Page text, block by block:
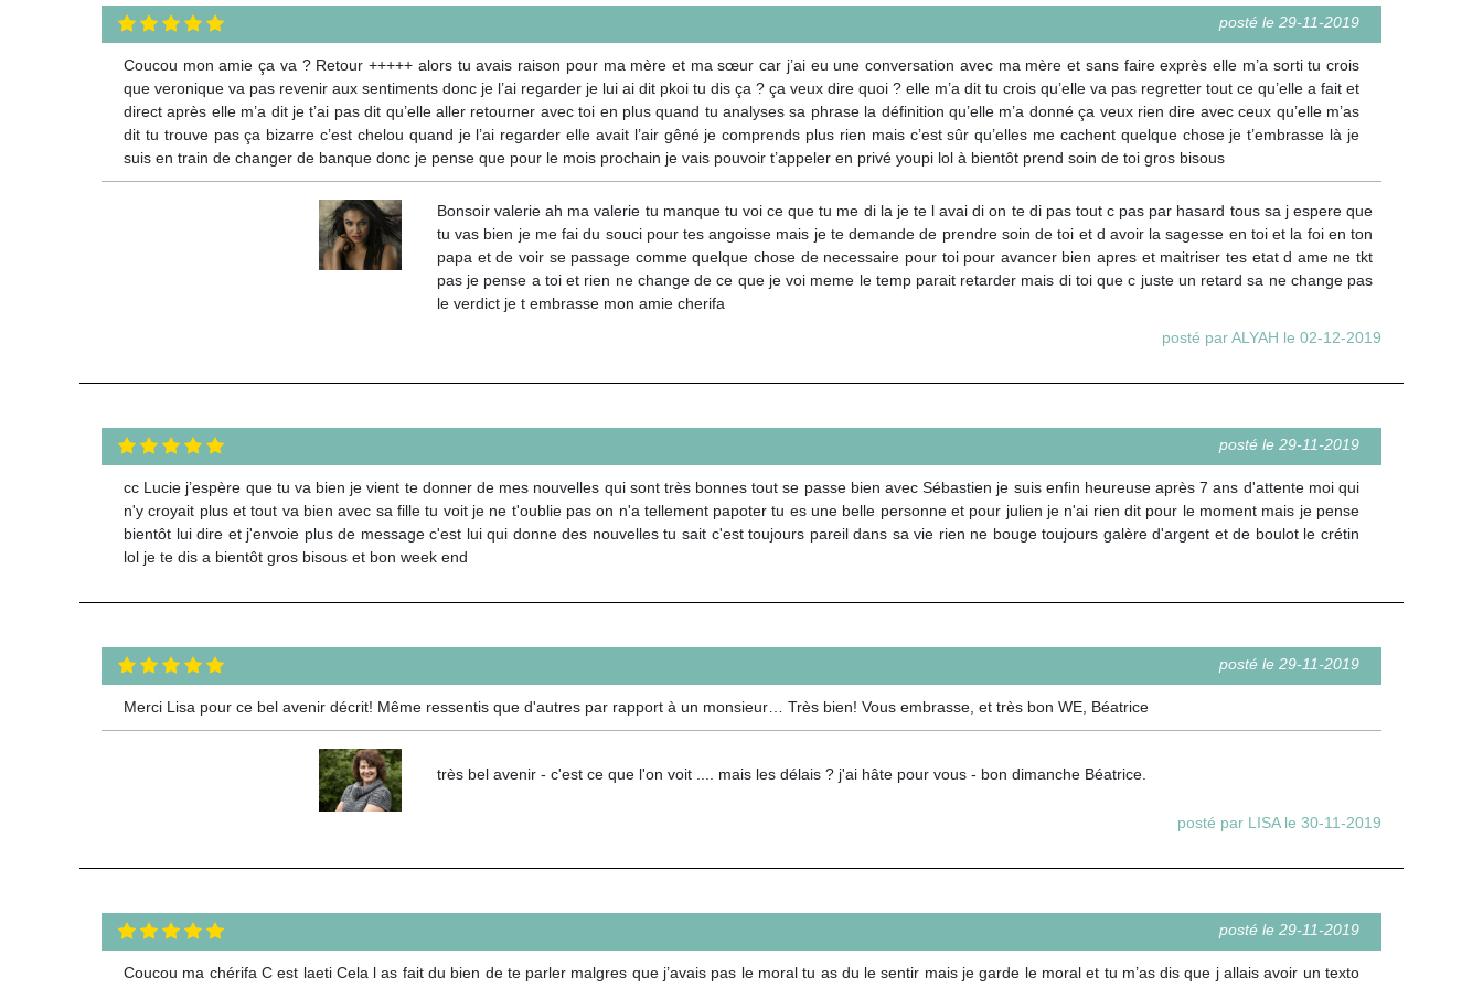
posté le 29-11-2019
Coucou mon amie ça va ? Retour +++++ alors tu avais raison pour ma mère et ma sœur car j’ai eu une conversation avec ma mère et sans faire exprès elle m’a sorti tu crois
que veronique va pas revenir aux sentiments donc je l’ai regarder je lui ai dit pkoi tu dis ça ? ça veux dire quoi ? elle m’a dit tu crois qu’elle va pas regretter tout ce qu’elle a fait et
direct après elle m’a dit je t’ai pas dit qu’elle aller retourner avec toi en plus quand tu analyses sa phrase la définition qu’elle m’a donné ça veux rien dire avec ceux qu’elle m’as
dit tu trouve pas ça bizarre c’est chelou quand je l’ai regarder elle avait l’air gêné je comprends plus rien mais c’est sûr qu’elles me cachent quelque chose je t’embrasse là je
suis en train de changer de banque donc je pense que pour le mois prochain je vais pouvoir t’appeler en privé youpi lol à bientôt prend soin de toi gros bisous
Bonsoir valerie ah ma valerie tu manque tu voi ce que tu me di la je te l avai di on te di pas tout c pas par hasard tous sa j espere que
tu vas bien je me fai du souci pour tes angoisse mais je te demande de prendre soin de toi et d avoir la sagesse en toi et la foi en ton
papa et de voir se passage comme quelque chose de necessaire pour toi pour avancer bien apres et maitriser tes etat d ame ne tkt
pas je pense a toi et rien ne change de ce que je voi meme le temp parait retarder mais di toi que c juste un retard sa ne change pas
le verdict je t embrasse mon amie cherifa
posté par ALYAH le 02-12-2019
posté le 29-11-2019
cc Lucie j’espère que tu va bien je vient te donner de mes nouvelles qui sont très bonnes tout se passe bien avec Sébastien je suis enfin heureuse après 7 ans d'attente moi qui
n'y croyait plus et tout va bien avec sa fille tu voit je ne t'oublie pas on n'a tellement papoter tu es une belle personne et pour julien je n'ai rien dit pour le moment mais je pense
bientôt lui dire et j'envoie plus de message c'est lui qui donne des nouvelles tu sait c'est toujours pareil dans sa vie rien ne bouge toujours galère d'argent et de boulot le crétin
lol je te dis a bientôt gros bisous et bon week end
posté le 29-11-2019
Merci Lisa pour ce bel avenir décrit! Même ressentis que d'autres par rapport à un monsieur… Très bien! Vous embrasse, et très bon WE, Béatrice
très bel avenir - c'est ce que l'on voit .... mais les délais ? j'ai hâte pour vous - bon dimanche Béatrice.
posté par LISA le 30-11-2019
posté le 29-11-2019
Coucou ma chérifa C est laeti Cela l as fait du bien de te parler malgres que j’avais pas le moral tu as du le sentir mais je garde le moral et tu m’as dis que j allais avoir un texto